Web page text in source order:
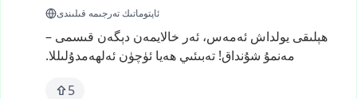
ئاپتوماتىك تەرجىمە قىلىندى
ھېلىقى يولداش ئەمەس، ئەر خالايمەن دېگەن قىسمى –
مەنمۇ شۇنداق! تەبىئىي ھەيا ئۈچۈن ئەلھەمدۇلىللا.
5